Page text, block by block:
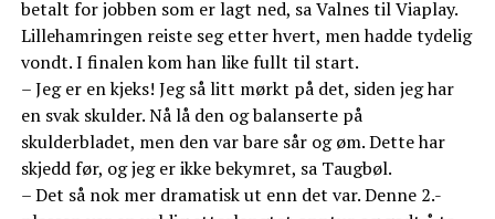
betalt for jobben som er lagt ned, sa Valnes til Viaplay.
Lillehamringen reiste seg etter hvert, men hadde tydelig
vondt. I finalen kom han like fullt til start.
– Jeg er en kjeks! Jeg så litt mørkt på det, siden jeg har
en svak skulder. Nå lå den og balanserte på
skulderbladet, men den var bare sår og øm. Dette har
skjedd før, og jeg er ikke bekymret, sa Taugbøl.
– Det så nok mer dramatisk ut enn det var. Denne 2.-